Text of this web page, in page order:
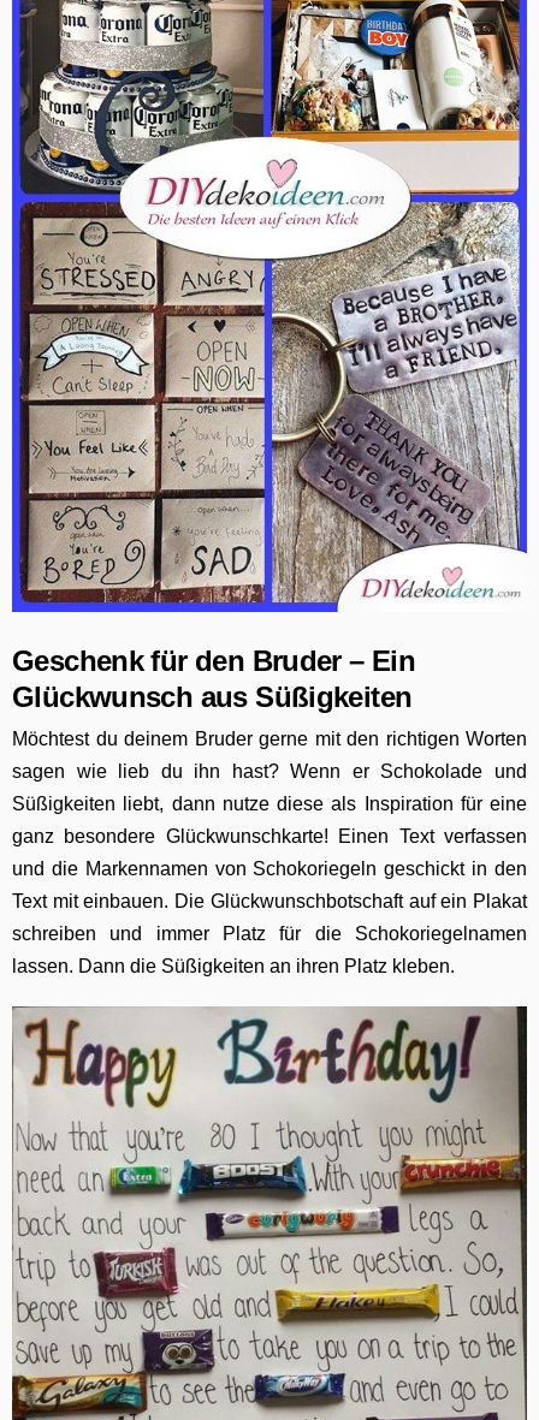
Geschenk für den Bruder – Ein
Glückwunsch aus Süßigkeiten
Möchtest du deinem Bruder gerne mit den richtigen Worten
sagen wie lieb du ihn hast? Wenn er Schokolade und
Süßigkeiten liebt, dann nutze diese als Inspiration für eine
ganz besondere Glückwunschkarte! Einen Text verfassen
und die Markennamen von Schokoriegeln geschickt in den
Text mit einbauen. Die Glückwunschbotschaft auf ein Plakat
schreiben und immer Platz für die Schokoriegelnamen
lassen. Dann die Süßigkeiten an ihren Platz kleben.